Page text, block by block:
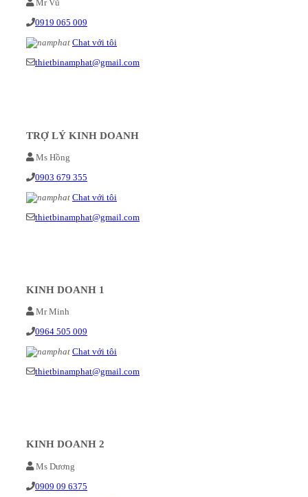
Mr Vũ
0919 065 009
Chat với tôi
thietbinamphat@gmail.com
TRỢ LÝ KINH DOANH
Ms Hồng
0903 679 355
Chat với tôi
thietbinamphat@gmail.com
KINH DOANH 1
Mr Minh
0964 505 009
Chat với tôi
thietbinamphat@gmail.com
KINH DOANH 2
Ms Dương
0909 09 6375